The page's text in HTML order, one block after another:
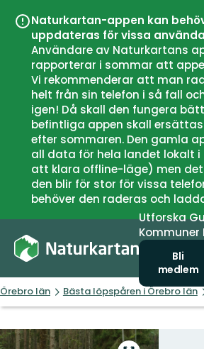
Naturkartan-appen kan
uppdateras för vissa
Användare av Naturkartans
rapporterar i sommar att
Vi rekommenderar att man
helt från sin telefon i så fall
igen! Då skall den fungera
befintliga appen skall
efter sommaren. Den gamla
all data för hela landet lokalt i
att klara offline-läge) men
den blir för stor för vissa
behöver den raderas och
Utforska
Kommuner
Bli
medlem
Örebro län Bästa löpspåren i Örebro län